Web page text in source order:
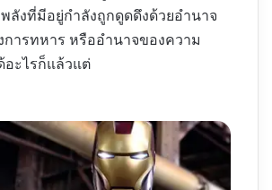
ลังที่มีอยู่กำลังถูกดูดดึงด้วยอำนาจ
การทหาร หรืออำนาจของความ
อะไรก็แล้วแต่